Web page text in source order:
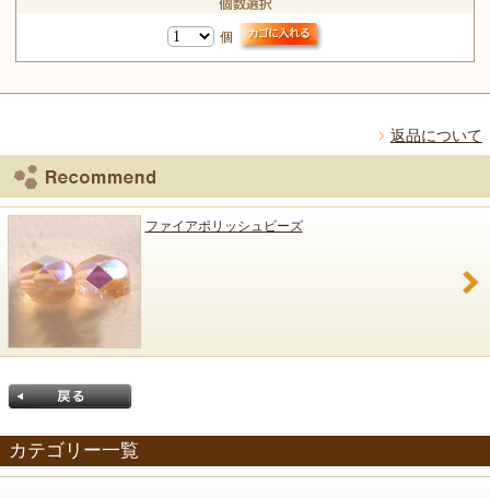
個
返品について
ファイアポリッシュビーズ
カテゴリー一覧